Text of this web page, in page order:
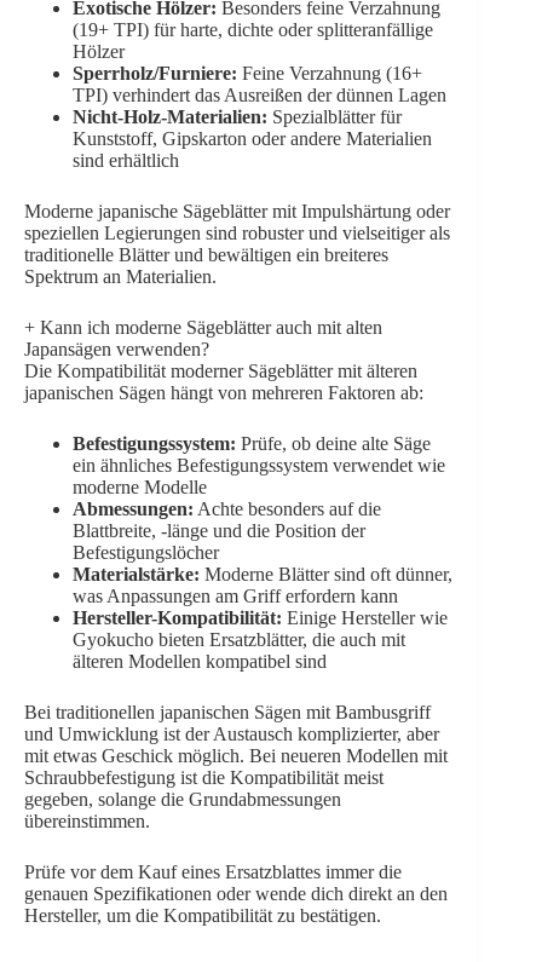
Exotische Hölzer: Besonders feine Verzahnung
(19+ TPI) für harte, dichte oder splitteranfällige
Hölzer
Sperrholz/Furniere: Feine Verzahnung (16+
TPI) verhindert das Ausreißen der dünnen Lagen
Nicht-Holz-Materialien: Spezialblätter für
Kunststoff, Gipskarton oder andere Materialien
sind erhältlich
Moderne japanische Sägeblätter mit Impulshärtung oder
speziellen Legierungen sind robuster und vielseitiger als
traditionelle Blätter und bewältigen ein breiteres
Spektrum an Materialien.
+ Kann ich moderne Sägeblätter auch mit alten
Japansägen verwenden?
Die Kompatibilität moderner Sägeblätter mit älteren
japanischen Sägen hängt von mehreren Faktoren ab:
Befestigungssystem: Prüfe, ob deine alte Säge
ein ähnliches Befestigungssystem verwendet wie
moderne Modelle
Abmessungen: Achte besonders auf die
Blattbreite, -länge und die Position der
Befestigungslöcher
Materialstärke: Moderne Blätter sind oft dünner,
was Anpassungen am Griff erfordern kann
Hersteller-Kompatibilität: Einige Hersteller wie
Gyokucho bieten Ersatzblätter, die auch mit
älteren Modellen kompatibel sind
Bei traditionellen japanischen Sägen mit Bambusgriff
und Umwicklung ist der Austausch komplizierter, aber
mit etwas Geschick möglich. Bei neueren Modellen mit
Schraubbefestigung ist die Kompatibilität meist
gegeben, solange die Grundabmessungen
übereinstimmen.
Prüfe vor dem Kauf eines Ersatzblattes immer die
genauen Spezifikationen oder wende dich direkt an den
Hersteller, um die Kompatibilität zu bestätigen.